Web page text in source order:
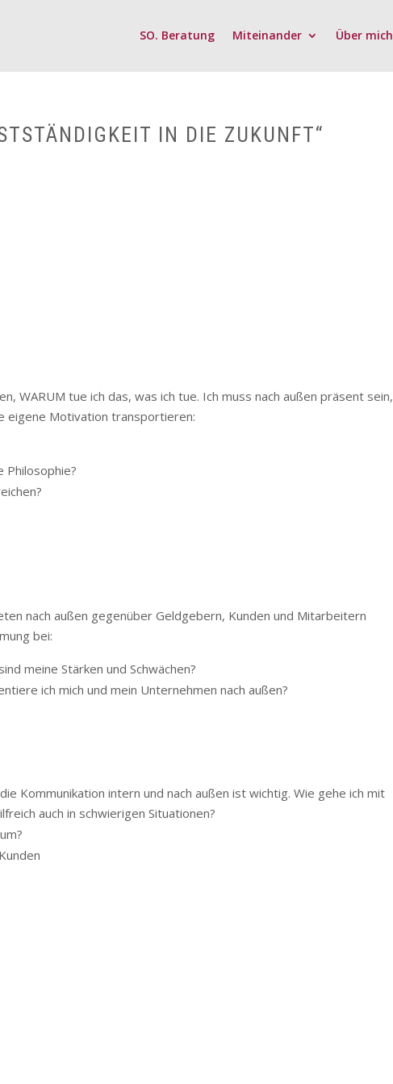
SO. Beratung Miteinander Über mich
IN DIE ZUKUNFT“
WARUM tue ich das, was ich tue. Ich muss nach außen präsent sein,
eigene Motivation transportieren:
Philosophie?
nach außen gegenüber Geldgebern, Kunden und Mitarbeitern
bei:
meine Stärken und Schwächen?
ich mich und mein Unternehmen nach außen?
Kommunikation intern und nach außen ist wichtig. Wie gehe ich mit
auch in schwierigen Situationen?